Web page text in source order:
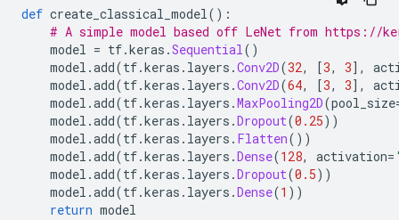
def create_classical_model():
# A simple model based off LeNet from https://
model = tf.keras .Sequential()
model .add(tf.keras . layers .Conv2D(32, [3, 3],
model .add(tf.keras . layers .Conv2D(64, [3, 3],
model .add(tf.keras . layers .MaxPooling2D(pool_size
model .add(tf.keras . layers .Dropout(0.25))
model .add(tf.keras . layers . Flatten())
model .add(tf.keras . layers .Dense(128, activation=
model .add(tf.keras . layers .Dropout(0.5))
model .add(tf.keras . layers .Dense(1 ))
return model